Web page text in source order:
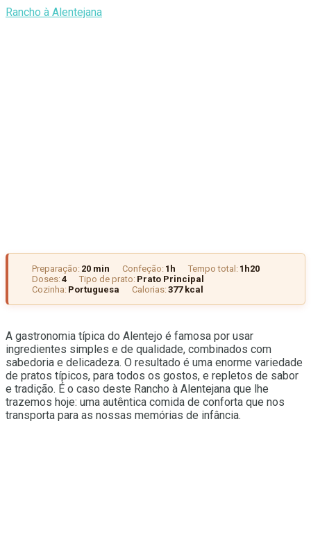
Rancho à Alentejana
Preparação: 20 min Confeção: 1h Tempo total: 1h20
Doses:4 Tipo de prato: Prato Principal
Cozinha: Portuguesa Calorias:377 kcal
A gastronomia típica do Alentejo é famosa por usar
ingredientes simples e de qualidade, combinados com
sabedoria e delicadeza. O resultado é uma enorme variedade
de pratos típicos, para todos os gostos, e repletos de sabor
e tradição. É o caso deste Rancho à Alentejana que lhe
trazemos hoje: uma autêntica comida de conforta que nos
transporta para as nossas memórias de infância.